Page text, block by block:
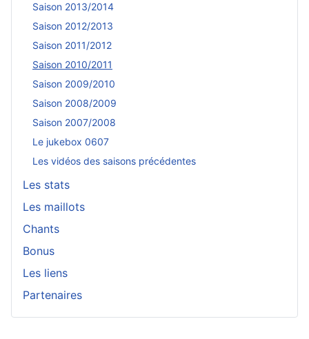
Saison 2013/2014
Saison 2012/2013
Saison 2011/2012
Saison 2010/2011
Saison 2009/2010
Saison 2008/2009
Saison 2007/2008
Le jukebox 0607
Les vidéos des saisons précédentes
Les stats
Les maillots
Chants
Bonus
Les liens
Partenaires